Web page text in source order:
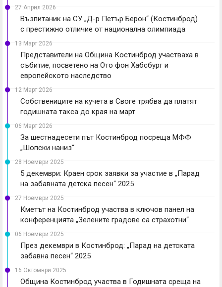
27 Април 2026
Възпитаник на СУ „Д-р Петър Берон“ (Костинброд)
с престижно отличие от национална олимпиада
13 Март 2026
Представители на Община Костинброд участваха в
събитие, посветено на Ото фон Хабсбург и
европейското наследство
12 Март 2026
Собствениците на кучета в Своге трябва да платят
годишната такса до края на март
06 Март 2026
За шестнадесети път Костинброд посреща МФФ
„Шопски наниз“
28 Ноември 2025
5 декември: Краен срок заявки за участие в „Парад
на забавната детска песен“ 2025
27 Ноември 2025
Кметът на Костинброд участва в ключов панел на
конференцията „Зелените градове са страхотни“
06 Ноември 2025
През декември в Костинброд: „Парад на детската
забавна песен“ 2025
16 Октомври 2025
Община Костинброд участва в Годишната среща на